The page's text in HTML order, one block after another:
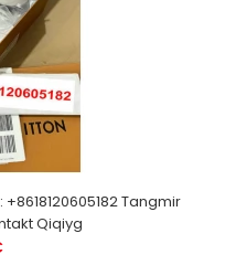
Tangmir
Qiqiyg